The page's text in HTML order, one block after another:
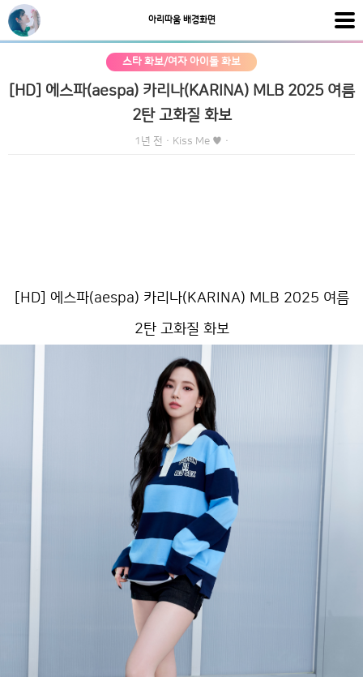
아리따움 배경화면
스타 화보/여자 아이돌 화보
[HD] 에스파(aespa) 카리나(KARINA) MLB 2025 여름
2탄 고화질 화보
1년 전 · Kiss Me ♥ ·
[HD] 에스파(aespa) 카리나(KARINA) MLB 2025 여름
2탄 고화질 화보